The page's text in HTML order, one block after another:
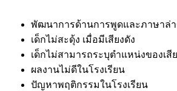
พัฒนาการด้านการพูดและภาษาล่
เด็กไม่สะดุ้ง เมื่อมีเสียงดัง
เด็กไม่สามารถระบุตำแหน่งของเสี
ผลงานไม่ดีในโรงเรียน
ปัญหาพฤติกรรมในโรงเรียน